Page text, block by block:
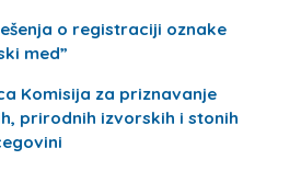
o registraciji oznake
med”
Komisija za priznavanje
prirodnih izvorskih i stonih